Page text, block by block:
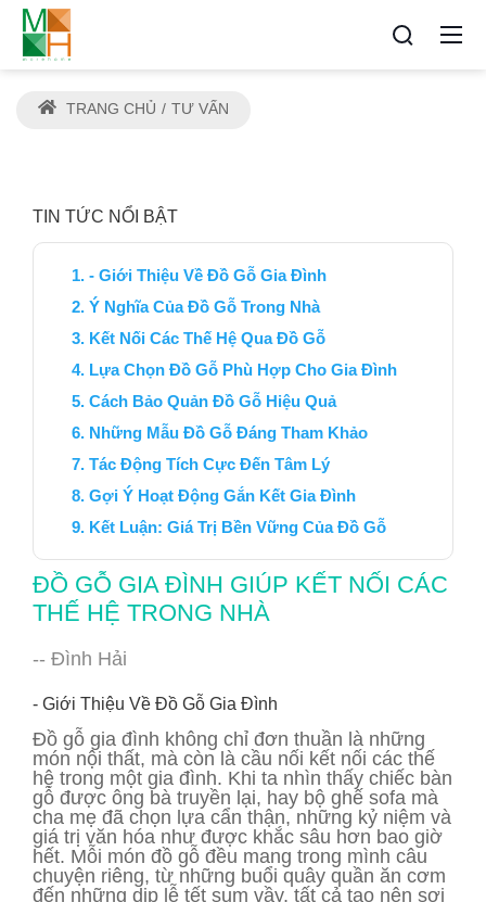
TRANG CHỦ TƯ VẤN
TIN TỨC NỔI BẬT
- Giới Thiệu Về Đồ Gỗ Gia Đình
Ý Nghĩa Của Đồ Gỗ Trong Nhà
Kết Nối Các Thế Hệ Qua Đồ Gỗ
Lựa Chọn Đồ Gỗ Phù Hợp Cho Gia Đình
Cách Bảo Quản Đồ Gỗ Hiệu Quả
Những Mẫu Đồ Gỗ Đáng Tham Khảo
Tác Động Tích Cực Đến Tâm Lý
Gợi Ý Hoạt Động Gắn Kết Gia Đình
Kết Luận: Giá Trị Bền Vững Của Đồ Gỗ
ĐỒ GỖ GIA ĐÌNH GIÚP KẾT NỐI CÁC
THẾ HỆ TRONG NHÀ
-- Đình Hải
- Giới Thiệu Về Đồ Gỗ Gia Đình
Đồ gỗ gia đình không chỉ đơn thuần là những
món nội thất, mà còn là cầu nối kết nối các thế
hệ trong một gia đình. Khi ta nhìn thấy chiếc bàn
gỗ được ông bà truyền lại, hay bộ ghế sofa mà
cha mẹ đã chọn lựa cẩn thận, những kỷ niệm và
giá trị văn hóa như được khắc sâu hơn bao giờ
hết. Mỗi món đồ gỗ đều mang trong mình câu
chuyện riêng, từ những buổi quây quần ăn cơm
đến những dịp lễ tết sum vầy, tất cả tạo nên sợi